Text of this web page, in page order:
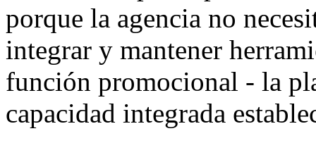
porque la agencia no
integrar y mantener
función promocional - la
capacidad integrada